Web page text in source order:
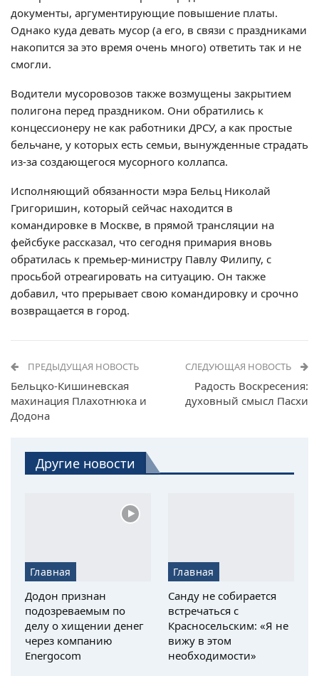
документы, аргументирующие повышение платы.
Однако куда девать мусор (а его, в связи с праздниками
накопится за это время очень много) ответить так и не
смогли.
Водители мусоровозов также возмущены закрытием
полигона перед праздником. Они обратились к
концессионеру не как работники ДРСУ, а как простые
бельчане, у которых есть семьи, вынужденные страдать
из-за создающегося мусорного коллапса.
Исполняющий обязанности мэра Бельц Николай
Григоришин, который сейчас находится в
командировке в Москве, в прямой трансляции на
фейсбуке рассказал, что сегодня примария вновь
обратилась к премьер-министру Павлу Филипу, с
просьбой отреагировать на ситуацию. Он также
добавил, что прерывает свою командировку и срочно
возвращается в город.
ПРЕДЫДУЩАЯ НОВОСТЬ
Бельцко-Кишиневская
махинация Плахотнюка и
Додона
СЛЕДУЮЩАЯ НОВОСТЬ
Радость Воскресения:
духовный смысл Пасхи
Другие новости
Главная
Додон признан
подозреваемым по
делу о хищении денег
через компанию
Energocom
Главная
Санду не собирается
встречаться с
Красносельским: «Я не
вижу в этом
необходимости»